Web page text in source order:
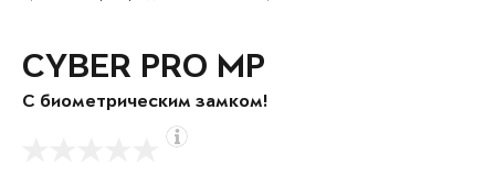
CYBER PRO MP
С биометрическим замком!